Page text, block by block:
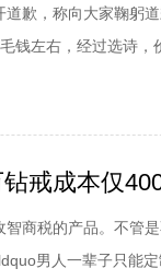
歉，称向大家鞠躬
钱左右，经过选诗，
戒成本仅
商税的产品。不管
男人一辈子只能定